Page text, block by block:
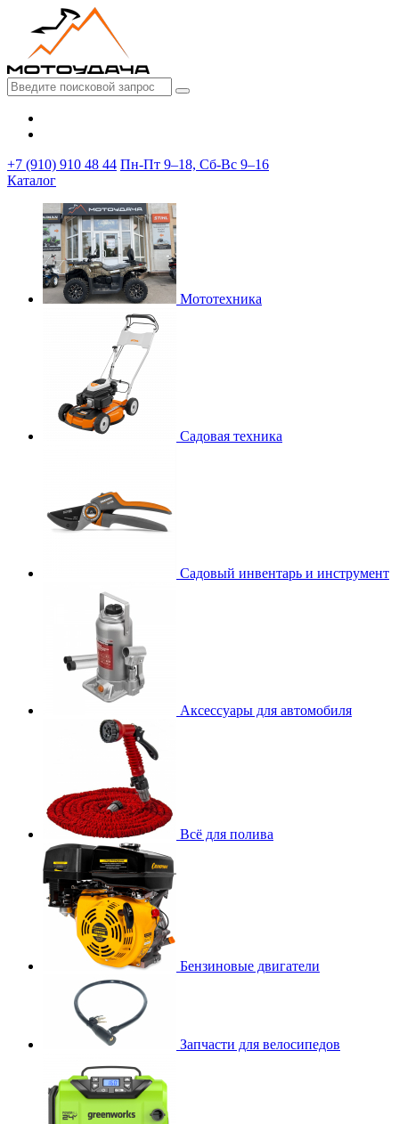
+7 (910) 910 48 44 Пн-Пт 9–18, Сб-Вс 9–16
Каталог
Мототехника
Садовая техника
Садовый инвентарь и инструмент
Аксессуары для автомобиля
Всё для полива
Бензиновые двигатели
Запчасти для велосипедов